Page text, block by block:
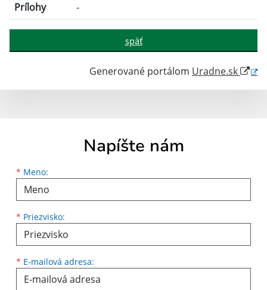
Prílohy
-
späť
Generované portálom Uradne.sk
Napíšte nám
* Meno:
Meno
* Priezvisko:
Priezvisko
* E-mailová adresa:
E-mailová adresa